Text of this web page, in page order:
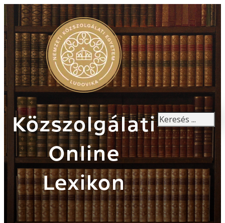
Közszolgálati
Online
Lexikon
Keresés